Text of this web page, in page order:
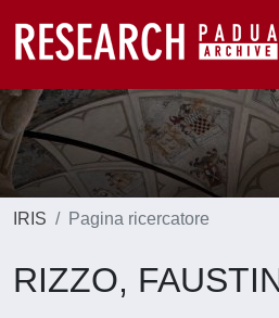
IRIS Pagina ricercatore
RIZZO,